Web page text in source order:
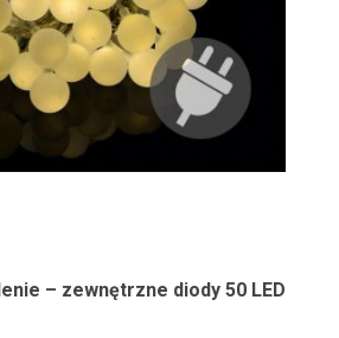
– zewnętrzne diody 50 LED